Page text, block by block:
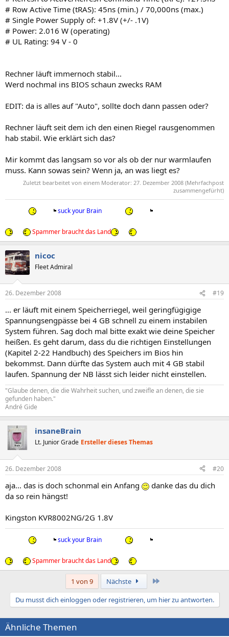
# Row Active Time (tRAS): 45ns (min.) / 70,000ns (max.)
# Single Power Supply of: +1.8V (+/- .1V)
# Power: 2.016 W (operating)
# UL Rating: 94 V - 0
Rechner läuft immernoch stabil...
Werd nochmal ins BIOS schaun zwecks RAM
EDIT: da is alles auf "Auto", sollte doch dann passen oder?
Rechner läuft seit dem ich den einen Riegel rausgenommen
hab stabil. Wie erklärt sich das?
Mir kommt das langsam so vor als ob der nur warmlaufen
muss. Kann sowas sein? Wenn ja, an was liegt es?
Zuletzt bearbeitet von einem Moderator: 27. Dezember 2008 (Mehrfachpost
zusammengefürht)
suck your Brain
Spammer braucht das Land
nicoc
Fleet Admiral
26. Dezember 2008 #19
... er läuft mit einem Speicherriegel, weil geringfügigige
Spannungsengpässe bei 4 GB schnell zu einem instabilen
System führen. Sag doch mal bitte exakt wie deine Speicher
heißen. Es geht darum, dass du die richtigen Einstellungen
(Kapitel 2-22 Handbuch) des Speichers im Bios hin
bekommst. Dann dürfte das System auch mit 4 GB stabil
laufen. Spannung der NB lässt sich leider nicht einstellen.
"Glaube denen, die die Wahrheit suchen, und zweifle an denen, die sie
gefunden haben."
André Gide
insaneBrain
Lt. Junior Grade Ersteller dieses Themas
26. Dezember 2008 #20
aja... das is doch schonmal ein Anfang
danke das du dich
da so rein hängst!
Kingston KVR8002NG/2G 1.8V
suck your Brain
Spammer braucht das Land
1 von 9 Nächste
Du musst dich einloggen oder registrieren, um hier zu antworten.
Ähnliche Themen